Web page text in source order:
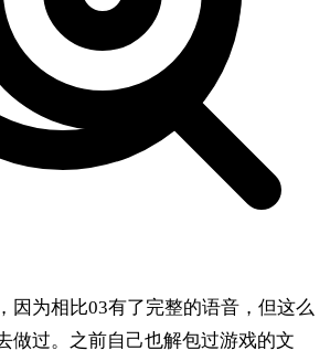
因为相比03有了完整的语音，但这么
做过。之前自己也解包过游戏的文